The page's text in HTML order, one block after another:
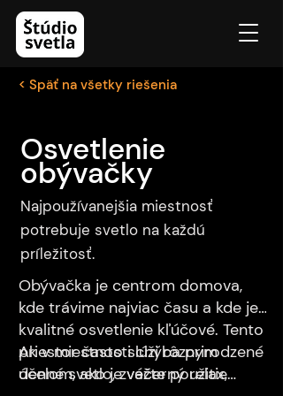
< Späť na všetky riešenia
Osvetlenie
obývačky
Najpoužívanejšia miestnosť
potrebuje svetlo na každú
príležitosť.
Obývačka je centrom domova,
kde trávime najviac času a kde je
kvalitné osvetlenie kľúčové. Tento
priestor často slúži rôznym
účelom, ako je večerný relax,
Ak v miestnosti chýba prirodzené
denné svetlo, zvážte použitie